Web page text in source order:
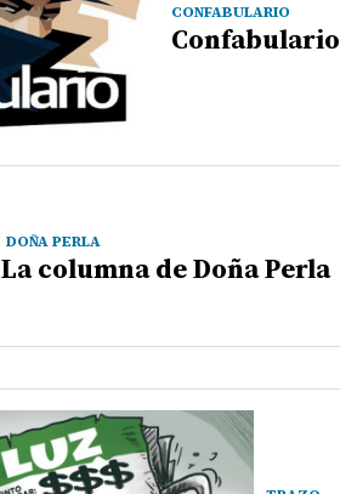
CONFABULARIO
Confabulario
DOÑA PERLA
La columna de Doña Perla